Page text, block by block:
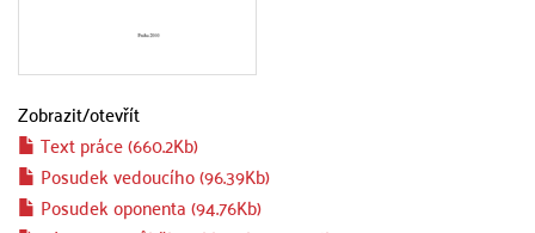
Zobrazit/otevřít
Text práce (660.2Kb)
Posudek vedoucího (96.39Kb)
Posudek oponenta (94.76Kb)